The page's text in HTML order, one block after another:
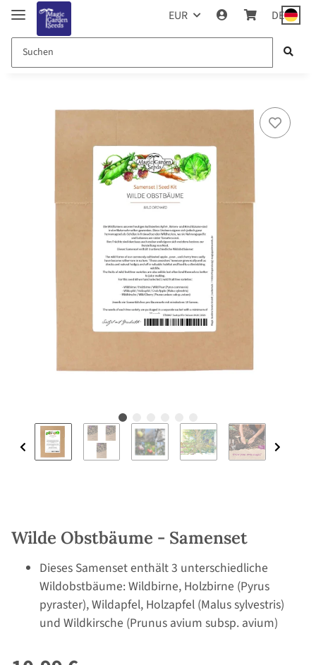
EUR DE
Wilde Obstbäume - Samenset
Dieses Samenset enthält 3 unterschiedliche
Wildobstbäume: Wildbirne, Holzbirne (Pyrus
pyraster), Wildapfel, Holzapfel (Malus sylvestris)
und Wildkirsche (Prunus avium subsp. avium)